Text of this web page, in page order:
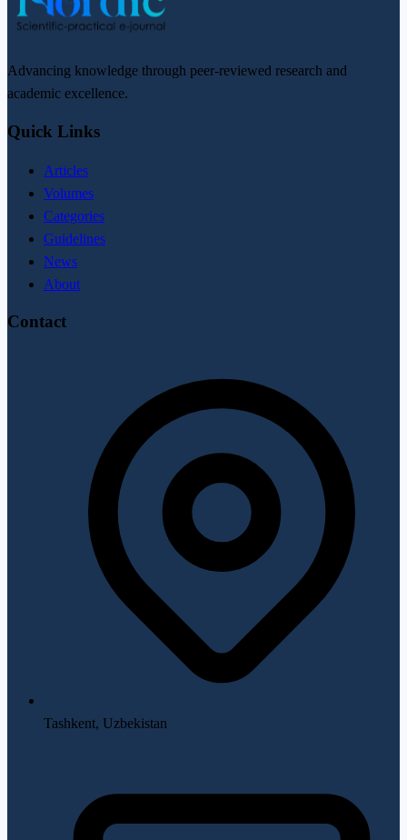
Advancing knowledge through peer-reviewed research and
academic excellence.
Quick Links
Articles
Volumes
Categories
Guidelines
News
About
Contact
Tashkent, Uzbekistan